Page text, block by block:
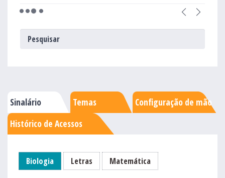
Sinalário Temas
Configuração de mão
Histórico de Acessos
Biologia Letras Matemática